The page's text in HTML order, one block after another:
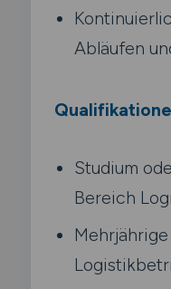
Abläufen
Studium
Bereich